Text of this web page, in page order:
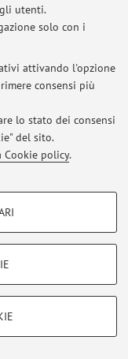
utenti.
solo con i
attivando l'opzione
consensi più
lo stato dei consensi
del sito.
Cookie policy.
per il corretto
del sito.
di Bologna - Via
01131710376
Cookie